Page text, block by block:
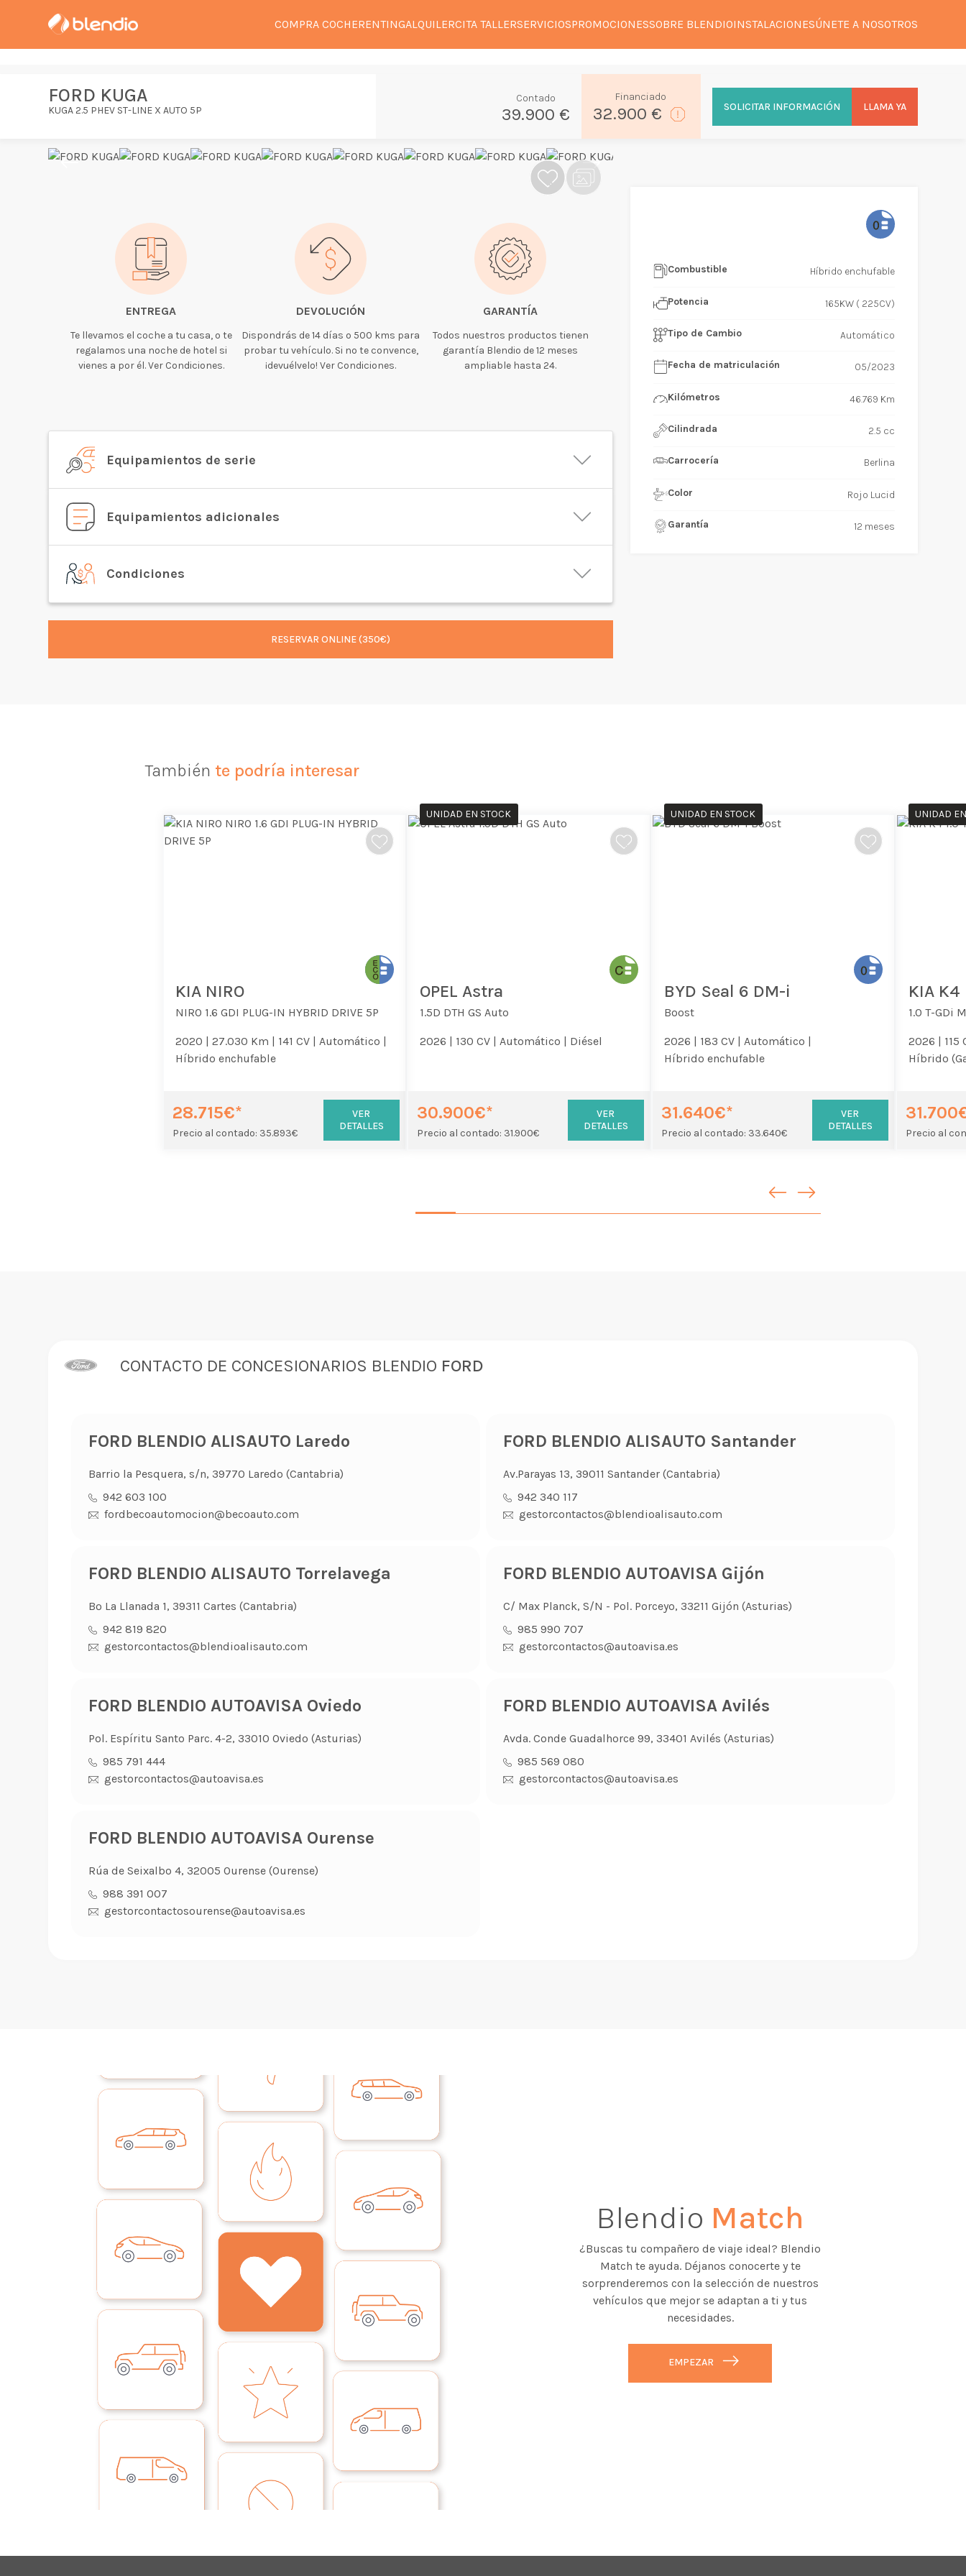
COMPRA COCHERENTINGALQUILERCITA TALLERSERVICIOSPROMOCIONESSOBRE BLENDIOINSTALACIONESÚNETE A NOSOTROS
FORD KUGA
KUGA 2.5 PHEV ST-LINE X AUTO 5P
Contado
39.900 €
Financiado
32.900 € SOLICITAR INFORMACIÓN LLAMA YA
ENTREGA
Te llevamos el coche a tu casa, o te
regalamos una noche de hotel si
vienes a por él. Ver Condiciones.
DEVOLUCIÓN
Dispondrás de 14 días o 500 kms para
probar tu vehículo. Si no te convence,
¡devuélvelo! Ver Condiciones.
GARANTÍA
Todos nuestros productos tienen
garantía Blendio de 12 meses
ampliable hasta 24.
Equipamientos de serie
Equipamientos adicionales
Condiciones
RESERVAR ONLINE (350€)
Combustible Híbrido enchufable
Potencia 165KW ( 225CV)
Tipo de Cambio Automático
Fecha de matriculación 05/2023
Kilómetros 46.769 Km
Cilindrada 2.5 cc
Carrocería Berlina
Color Rojo Lucid
Garantía 12 meses
También te podría interesar
KIA NIRO
NIRO 1.6 GDI PLUG-IN HYBRID DRIVE 5P
2020 | 27.030 Km | 141 CV |
Automático |
Híbrido enchufable
28.715€*
Precio al contado: 35.893€
VER
DETALLES
UNIDAD EN STOCK
OPEL Astra
1.5D DTH GS Auto
2026 | 130 CV | Automático | Diésel
30.900€*
Precio al contado: 31.900€
VER
DETALLES
UNIDAD EN STOCK
BYD Seal 6 DM-i
Boost
2026 | 183 CV |
Automático |
Híbrido enchufable
31.640€*
Precio al contado: 33.640€
VER
DETALLES
UNIDAD
KIA K4
1.0 T-GDi
2026 |
115
Híbrido
Precio al
CONTACTO DE CONCESIONARIOS BLENDIO FORD
FORD BLENDIO ALISAUTO Laredo
Barrio la Pesquera, s/n, 39770 Laredo (Cantabria)
942 603 100
fordbecoautomocion@becoauto.com
FORD BLENDIO ALISAUTO Santander
Av.Parayas 13, 39011 Santander (Cantabria)
942 340 117
gestorcontactos@blendioalisauto.com
FORD BLENDIO ALISAUTO Torrelavega
Bº La Llanada 1, 39311 Cartes (Cantabria)
942 819 820
gestorcontactos@blendioalisauto.com
FORD BLENDIO AUTOAVISA Gijón
C/ Max Planck, S/N - Pol. Porceyo, 33211 Gijón (Asturias)
985 990 707
gestorcontactos@autoavisa.es
FORD BLENDIO AUTOAVISA Oviedo
Pol. Espíritu Santo Parc. 4-2, 33010 Oviedo (Asturias)
985 791 444
gestorcontactos@autoavisa.es
FORD BLENDIO AUTOAVISA Avilés
Avda. Conde Guadalhorce 99, 33401 Avilés (Asturias)
985 569 080
gestorcontactos@autoavisa.es
FORD BLENDIO AUTOAVISA Ourense
Rúa de Seixalbo 4, 32005 Ourense (Ourense)
988 391 007
gestorcontactosourense@autoavisa.es
Blendio Match
¿Buscas tu compañero de viaje ideal? Blendio
Match te ayuda. Déjanos conocerte y te
sorprenderemos con la selección de nuestros
vehículos que mejor se adaptan a ti y tus
necesidades.
EMPEZAR